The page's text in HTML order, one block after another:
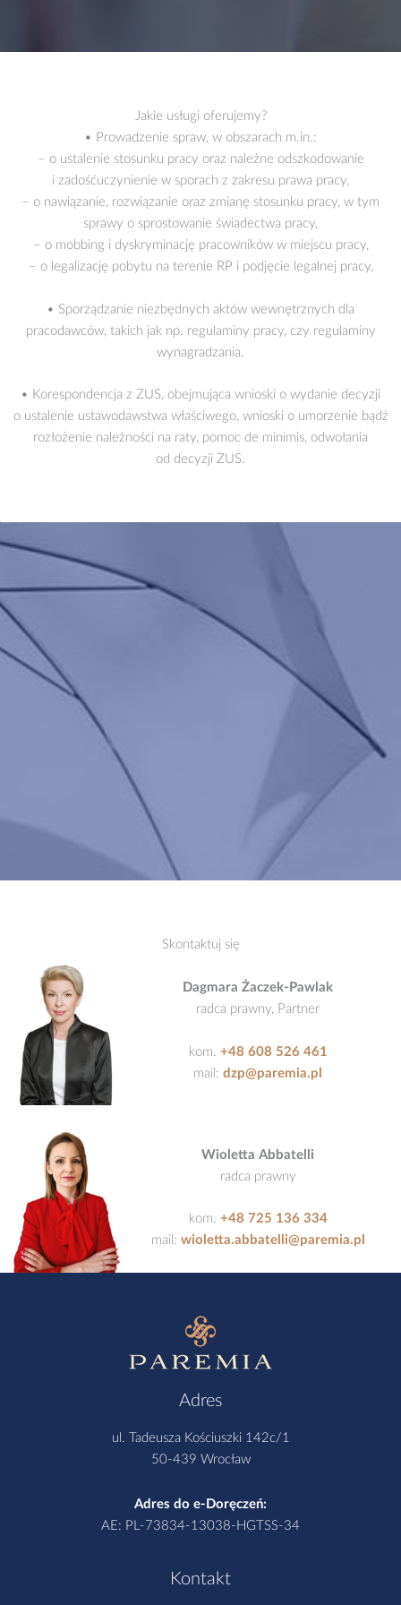
Jakie usługi oferujemy?
• Prowadzenie spraw, w obszarach m.in.:
– o ustalenie stosunku pracy oraz należne odszkodowanie
i zadośćuczynienie w sporach z zakresu prawa pracy,
– o nawiązanie, rozwiązanie oraz zmianę stosunku pracy, w tym
sprawy o sprostowanie świadectwa pracy,
– o mobbing i dyskryminację pracowników w miejscu pracy,
– o legalizację pobytu na terenie RP i podjęcie legalnej pracy,
• Sporządzanie niezbędnych aktów wewnętrznych dla
pracodawców, takich jak np. regulaminy pracy, czy regulaminy
wynagradzania.
• Korespondencja z ZUS, obejmująca wnioski o wydanie decyzji
o ustalenie ustawodawstwa właściwego, wnioski o umorzenie bądź
rozłożenie należności na raty, pomoc de minimis, odwołania
od decyzji ZUS.
Skontaktuj się
Dagmara Żaczek-Pawlak
radca prawny, Partner
kom. +48 608 526 461
mail:dzp@paremia.pl
Wioletta Abbatelli
radca prawny
kom. +48 725 136 334
mail: wioletta.abbatelli@paremia.pl
Adres
ul. Tadeusza Kościuszki 142c/1
50-439 Wrocław
Adres do e-Doręczeń:
AE: PL-73834-13038-HGTSS-34
Kontakt